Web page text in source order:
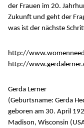
der Frauen im 20.
Zukunft und geht der
was ist der nächste
http://
http://
Gerda Lerner
(Geburtsname: Gerda
geboren am 30. April
Madison, Wisconsin